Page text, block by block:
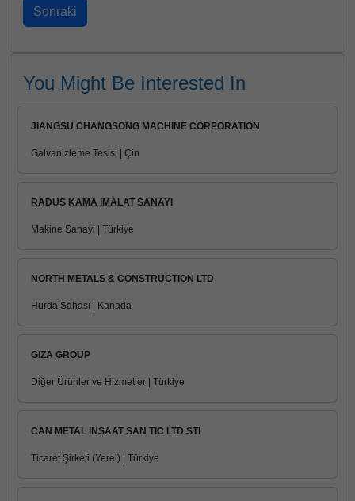
You Might Be Interested In
JIANGSU CHANGSONG MACHINE CORPORATION
Galvanizleme Tesisi | Çin
RADUS KAMA IMALAT SANAYI
Makine Sanayi | Türkiye
NORTH METALS & CONSTRUCTION LTD
Hurda Sahası | Kanada
GIZA GROUP
Diğer Ürünler ve Hizmetler | Türkiye
CAN METAL INSAAT SAN TIC LTD STI
Ticaret Şirketi (Yerel) | Türkiye